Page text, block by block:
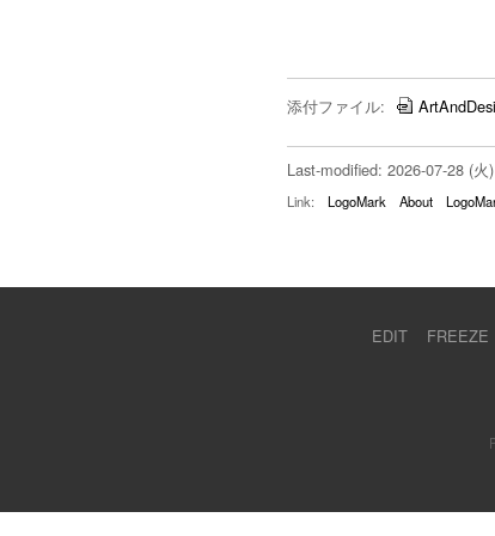
添付ファイル:
Last-modified: 2026-07-28 (火
Link: LogoMark About
EDIT FREEZE